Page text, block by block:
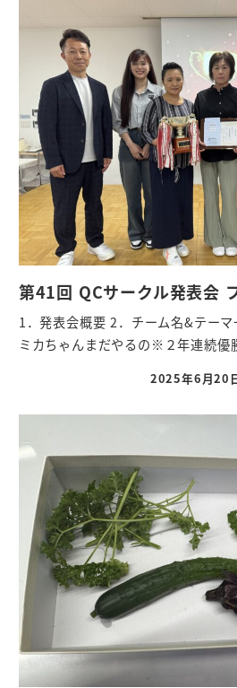
第41回 QCサークル発表会
1．発表会概要 2．チーム名&テー
ミカちゃんまだやるの※２年連続
2025年6月20